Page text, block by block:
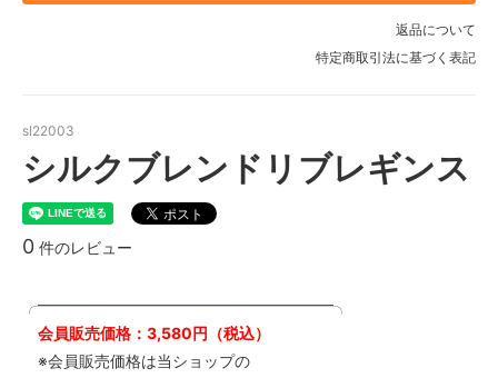
返品について
特定商取引法に基づく表記
sl22003
シルクブレンドリブレギンス
0 件のレビュー
╭━━━━━━━━━━━━━━━━━━━╮
会員販売価格：3,580円（税込）
※会員販売価格は当ショップの